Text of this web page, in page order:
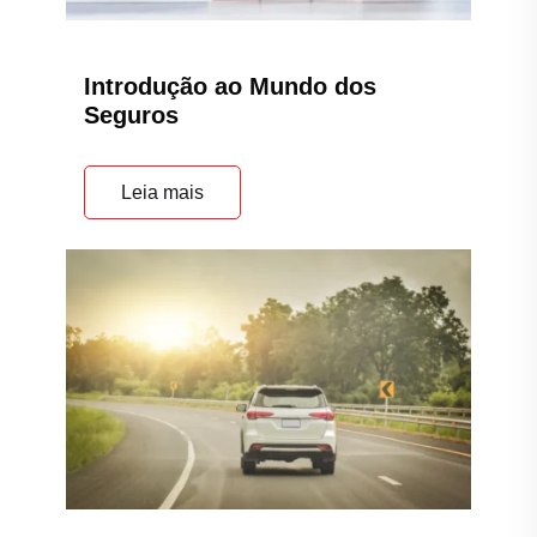
Introdução ao Mundo dos
Seguros
Leia mais